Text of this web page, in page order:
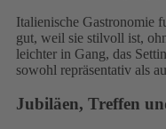
Italienische Gastronomie
gut, weil sie stilvoll ist,
leichter in Gang, das
sowohl repräsentativ als
Jubiläen, Treffen